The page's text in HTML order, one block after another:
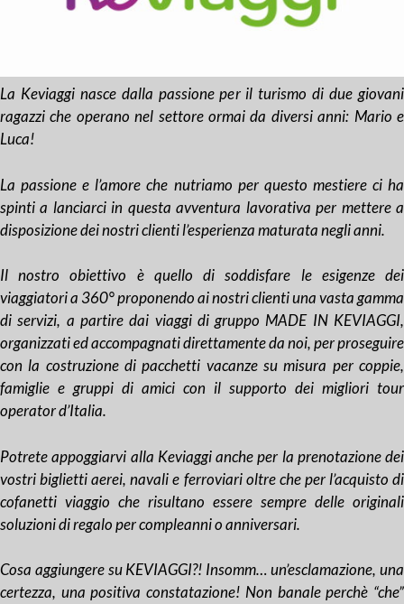
La Keviaggi nasce dalla passione per il turismo di due giovani
ragazzi che operano nel settore ormai da diversi anni: Mario e
Luca!
La passione e l’amore che nutriamo per questo mestiere ci ha
spinti a lanciarci in questa avventura lavorativa per mettere a
disposizione dei nostri clienti l’esperienza maturata negli anni.
Il nostro obiettivo è quello di soddisfare le esigenze dei
viaggiatori a 360° proponendo ai nostri clienti una vasta gamma
di servizi, a partire dai viaggi di gruppo MADE IN KEVIAGGI,
organizzati ed accompagnati direttamente da noi, per proseguire
con la costruzione di pacchetti vacanze su misura per coppie,
famiglie e gruppi di amici con il supporto dei migliori tour
operator d’Italia.
Potrete appoggiarvi alla Keviaggi anche per la prenotazione dei
vostri biglietti aerei, navali e ferroviari oltre che per l’acquisto di
cofanetti viaggio che risultano essere sempre delle originali
soluzioni di regalo per compleanni o anniversari.
Cosa aggiungere su KEVIAGGI?! Insomm… un’esclamazione, una
certezza, una positiva constatazione! Non banale perchè “che”